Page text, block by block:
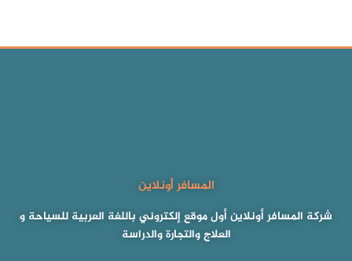
المسافر أونلاين
شركة المسافر أونلاين أول موقع إلكتروني باللغة العربية للسياحة و
العلاج والتجارة والدراسة